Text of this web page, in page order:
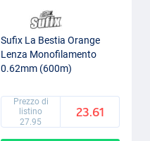
Sufix La Bestia Orange
Lenza Monofilamento
0.62mm (600m)
Prezzo di
listino
27.95
23.61